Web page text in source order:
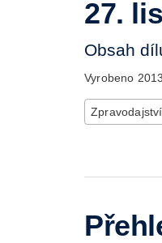
27.
Obsah
Vyrobeno 2013
Zpravodajství